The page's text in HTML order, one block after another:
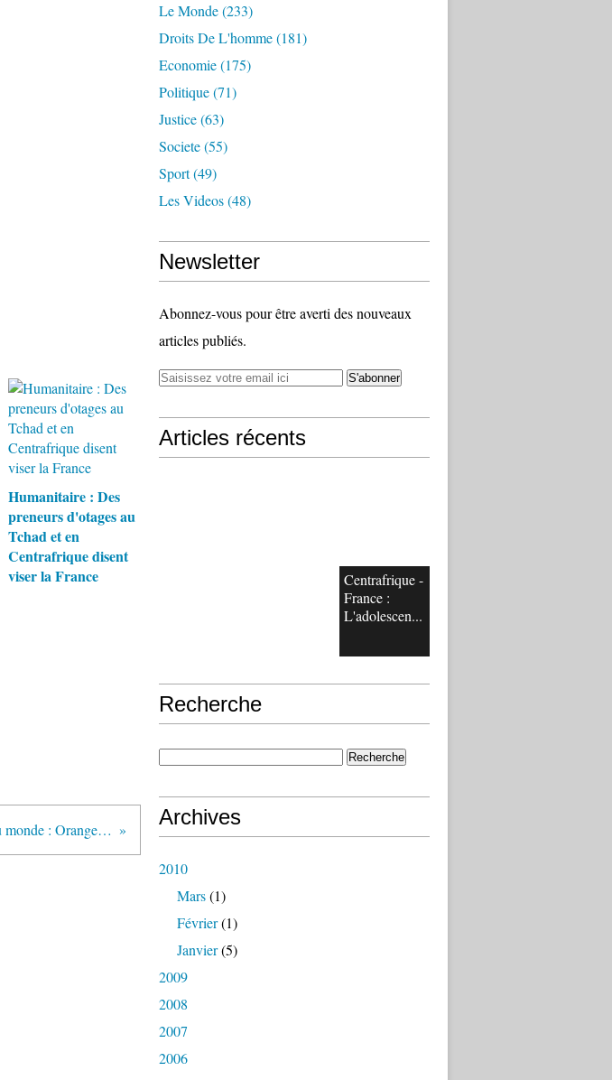
Humanitaire : Des
preneurs d'otages au
Tchad et en
Centrafrique disent
viser la France
S'ouvrir au monde : Orange arrive en République Centrafricaine
Le Monde(233)
Droits De L'homme(181)
Economie(175)
Politique(71)
Justice(63)
Societe(55)
Sport(49)
Les Videos(48)
Newsletter
Abonnez-vous pour être averti des nouveaux
articles publiés.
Articles récents
Centrafrique -
France :
L'adolescen...
Recherche
Archives
2010
Mars(1)
Février(1)
Janvier(5)
2009
2008
2007
2006